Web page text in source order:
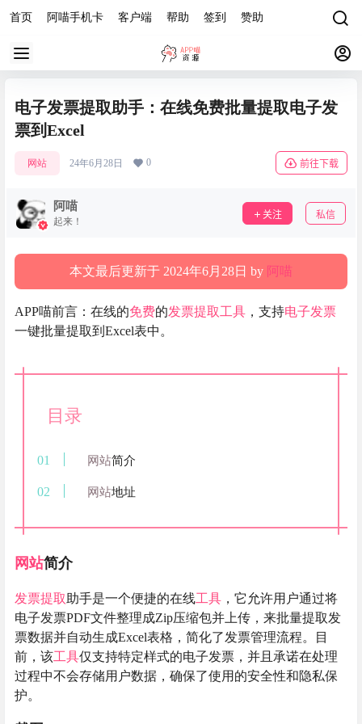
首页 阿喵手机卡 客户端 帮助 签到 赞助
电子发票提取助手：在线免费批量提取电子发
票到Excel
网站 24年6月28日 0 前往下载
阿喵
起来！
关注 私信
本文最后更新于 2024年6月28日 by 阿喵
APP喵前言：在线的免费的发票提取工具 ，支持电子发票
一键批量提取到Excel表中。
目录
网站简介
网站地址
网站简介
发票提取 助手是一个便捷的在线工具 ，它允许用户通过将
电子发票PDF文件整理成Zip压缩包并上传，来批量提取发
票数据并自动生成Excel表格，简化了发票管理流程。目
前，该工具仅支持特定样式的电子发票，并且承诺在处理
过程中不会存储用户数据，确保了使用的安全性和隐私保
护。